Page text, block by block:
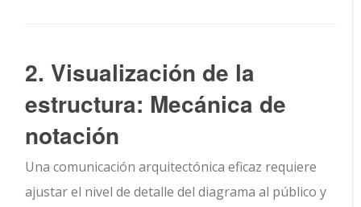
2. Visualización de la
estructura: Mecánica de
notación
Una comunicación arquitectónica eficaz requiere
ajustar el nivel de detalle del diagrama al público y